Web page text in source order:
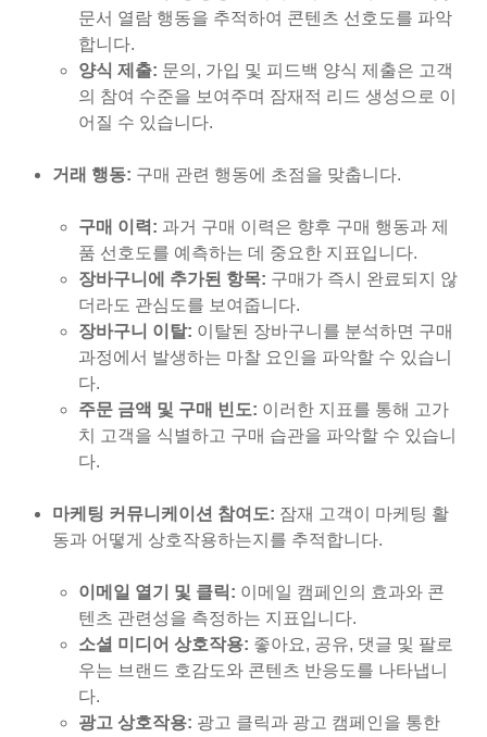
문서 열람 행동을 추적하여 콘텐츠 선호도를 파악
합니다.
양식 제출: 문의, 가입 및 피드백 양식 제출은 고객
의 참여 수준을 보여주며 잠재적 리드 생성으로 이
어질 수 있습니다.
거래 행동: 구매 관련 행동에 초점을 맞춥니다.
구매 이력: 과거 구매 이력은 향후 구매 행동과 제
품 선호도를 예측하는 데 중요한 지표입니다.
장바구니에 추가된 항목: 구매가 즉시 완료되지 않
더라도 관심도를 보여줍니다.
장바구니 이탈: 이탈된 장바구니를 분석하면 구매
과정에서 발생하는 마찰 요인을 파악할 수 있습니
다.
주문 금액 및 구매 빈도: 이러한 지표를 통해 고가
치 고객을 식별하고 구매 습관을 파악할 수 있습니
다.
마케팅 커뮤니케이션 참여도: 잠재 고객이 마케팅 활
동과 어떻게 상호작용하는지를 추적합니다.
이메일 열기 및 클릭: 이메일 캠페인의 효과와 콘
텐츠 관련성을 측정하는 지표입니다.
소셜 미디어 상호작용: 좋아요, 공유, 댓글 및 팔로
우는 브랜드 호감도와 콘텐츠 반응도를 나타냅니
다.
광고 상호작용: 광고 클릭과 광고 캠페인을 통한